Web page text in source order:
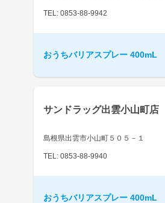
TEL: 0853-88-9942
おうちバリアスプレー 400mL
サンドラッグ出雲小山町店
島根県出雲市小山町５０５－１
TEL: 0853-88-9940
おうちバリアスプレー 400mL